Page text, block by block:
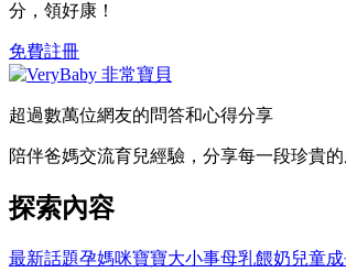
分，領好康！
免費註冊
超過數萬位網友的問答和心得分享
陪伴爸媽交流育兒經驗，分享每一段珍貴的
探索內容
最新話題孕媽咪寶寶大小事母乳餵奶兒童